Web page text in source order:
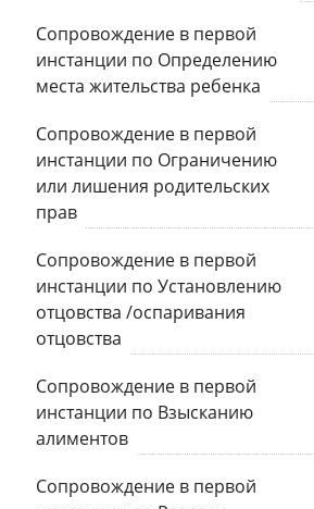
Сопровождение в первой
инстанции по Определению
места жительства ребенка
Сопровождение в первой
инстанции по Ограничению
или лишения родительских
прав
Сопровождение в первой
инстанции по Установлению
отцовства /оспаривания
отцовства
Сопровождение в первой
инстанции по Взысканию
алиментов
Сопровождение в первой